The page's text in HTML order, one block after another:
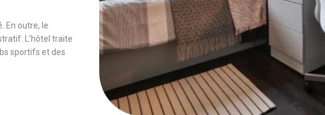
En outre, le
L'hôtel traite
sportifs et des